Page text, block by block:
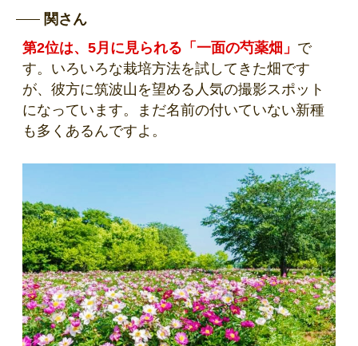
関さん
第2位は、5月に見られる「一面の芍薬畑」 で
す。いろいろな栽培方法を試してきた畑です
が、彼方に筑波山を望める人気の撮影スポット
になっています。まだ名前の付いていない新種
も多くあるんですよ。